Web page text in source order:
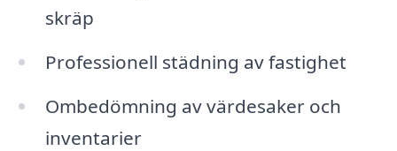
skräp
Professionell städning av fastighet
Ombedömning av värdesaker och
inventarier